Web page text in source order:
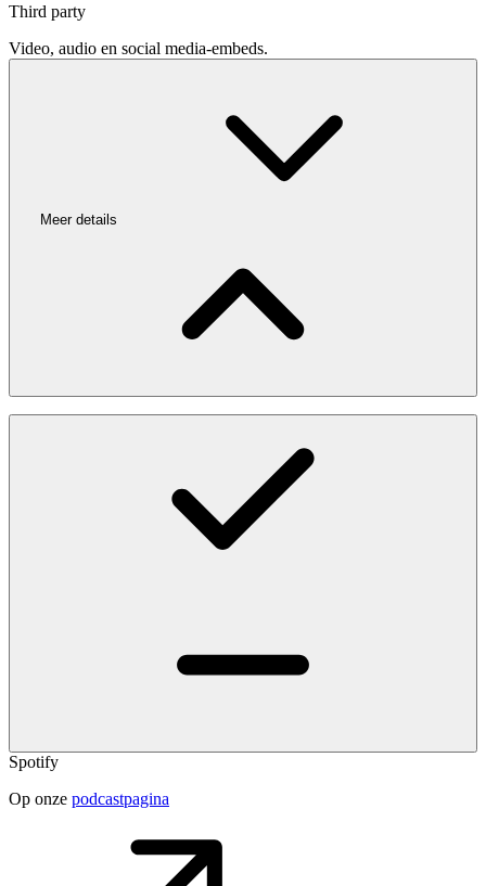
Third party
Video, audio en social media-embeds.
Meer details
Spotify
Op onze podcastpagina